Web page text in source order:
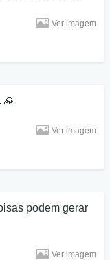
Ver imagem
🙏
Ver imagem
podem gerar
Ver imagem